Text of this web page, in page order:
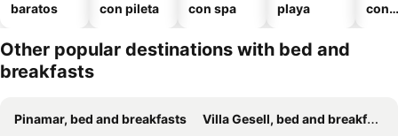
baratos
con pileta
con spa
playa
con
Other popular destinations with bed and
breakfasts
Pinamar, bed and breakfasts Villa Gesell, bed and breakfasts